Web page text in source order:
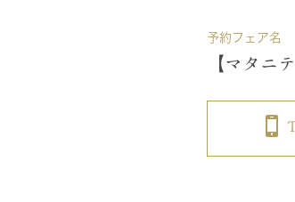
予約フェア名
【マタニ